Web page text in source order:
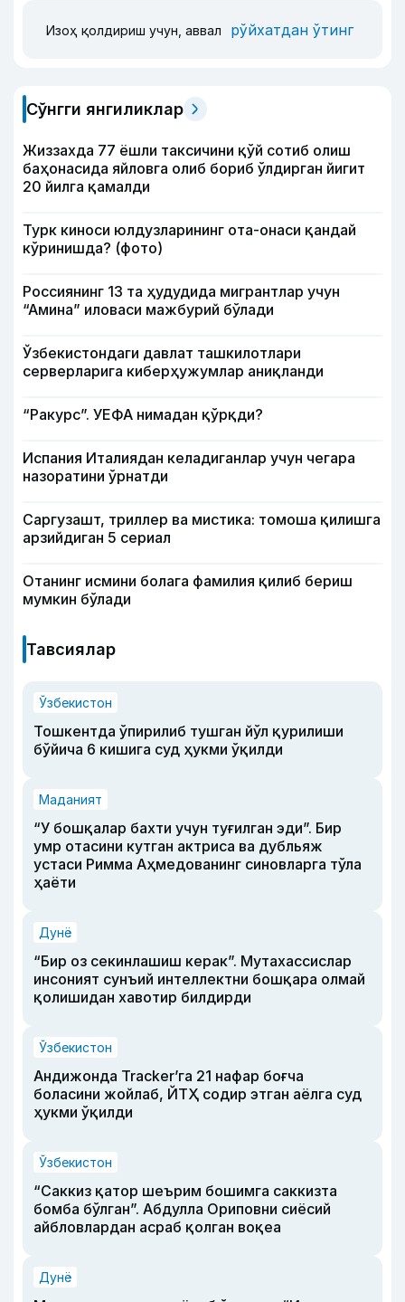
Изоҳ қолдириш учун, аввал рўйхатдан ўтинг
Сўнгги янгиликлар
Жиззахда 77 ёшли таксичини қўй сотиб олиш
баҳонасида яйловга олиб бориб ўлдирган йигит
20 йилга қамалди
Турк киноси юлдузларининг ота-онаси қандай
кўринишда? (фото)
Россиянинг 13 та ҳудудида мигрантлар учун
“Амина” иловаси мажбурий бўлади
Ўзбекистондаги давлат ташкилотлари
серверларига киберҳужумлар аниқланди
“Ракурс”. УЕФА нимадан қўрқди?
Испания Италиядан келадиганлар учун чегара
назоратини ўрнатди
Саргузашт, триллер ва мистика: томоша қилишга
арзийдиган 5 сериал
Отанинг исмини болага фамилия қилиб бериш
мумкин бўлади
Тавсиялар
Ўзбекистон
Тошкентда ўпирилиб тушган йўл қурилиши
бўйича 6 кишига суд ҳукми ўқилди
Маданият
“У бошқалар бахти учун туғилган эди”. Бир
умр отасини кутган актриса ва дубльяж
устаси Римма Аҳмедованинг синовларга тўла
ҳаёти
Дунё
“Бир оз секинлашиш керак”. Мутахассислар
инсоният сунъий интеллектни бошқара олмай
қолишидан хавотир билдирди
Ўзбекистон
Андижонда Tracker’га 21 нафар боғча
боласини жойлаб, ЙТҲ содир этган аёлга суд
ҳукми ўқилди
Ўзбекистон
“Саккиз қатор шеърим бошимга саккизта
бомба бўлган”. Абдулла Ориповни сиёсий
айбловлардан асраб қолган воқеа
Дунё